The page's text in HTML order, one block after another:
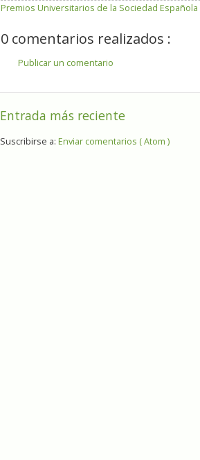
Premios Universitarios de la Sociedad
0 comentarios realizados :
Publicar un comentario
Entrada más reciente
Suscribirse a: Enviar comentarios ( Atom )